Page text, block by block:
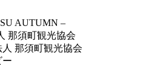
AUTUMN –
那須町観光協会
那須町観光協会
ー